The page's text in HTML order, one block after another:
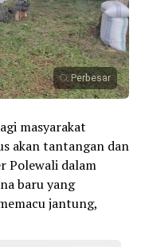
Perbesar
masyarakat
akan tantangan dan
Polewali dalam
baru yang
jantung,